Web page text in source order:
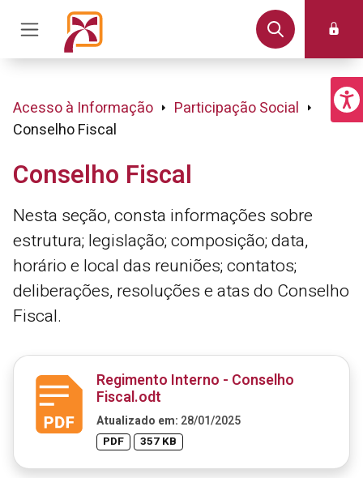
Acesso à Informação
Participação Social
Conselho Fiscal
Conselho Fiscal
Nesta seção, consta informações sobre
estrutura; legislação; composição; data,
horário e local das reuniões; contatos;
deliberações, resoluções e atas do Conselho
Fiscal.
Regimento Interno - Conselho
Fiscal.odt
Atualizado em: 28/01/2025
PDF 357 KB